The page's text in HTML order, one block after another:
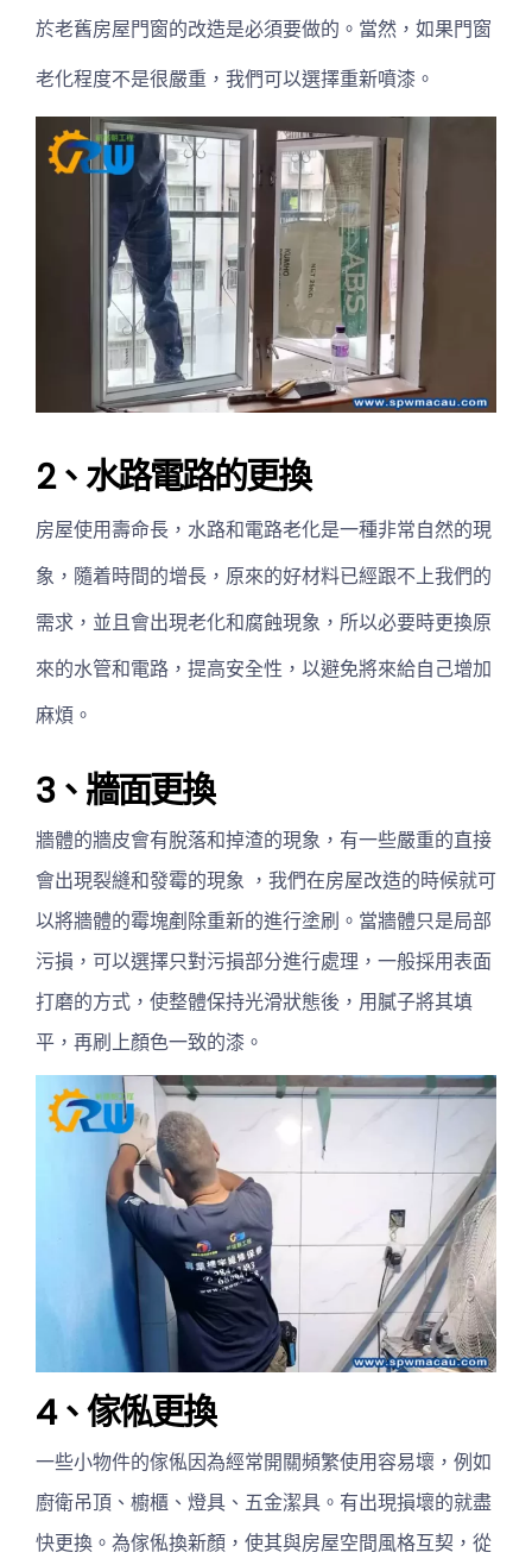
於老舊房屋門窗的改造是必須要做的。當然，如果門窗
老化程度不是很嚴重，我們可以選擇重新噴漆。
2、水路電路的更換
房屋使用壽命長，水路和電路老化是一種非常自然的現
象，隨着時間的增長，原來的好材料已經跟不上我們的
需求，並且會出現老化和腐蝕現象，所以必要時更換原
來的水管和電路，提高安全性，以避免將來給自己增加
麻煩。
3、牆面更換
牆體的牆皮會有脫落和掉渣的現象，有一些嚴重的直接
會出現裂縫和發霉的現象 ，我們在房屋改造的時候就可
以將牆體的霉塊剷除重新的進行塗刷。當牆體只是局部
污損，可以選擇只對污損部分進行處理，一般採用表面
打磨的方式，使整體保持光滑狀態後，用膩子將其填
平，再刷上顏色一致的漆。
4、傢俬更換
一些小物件的傢俬因為經常開關頻繁使用容易壞，例如
廚衛吊頂、櫥櫃、燈具、五金潔具。有出現損壞的就盡
快更換。為傢俬換新顏，使其與房屋空間風格互契，從